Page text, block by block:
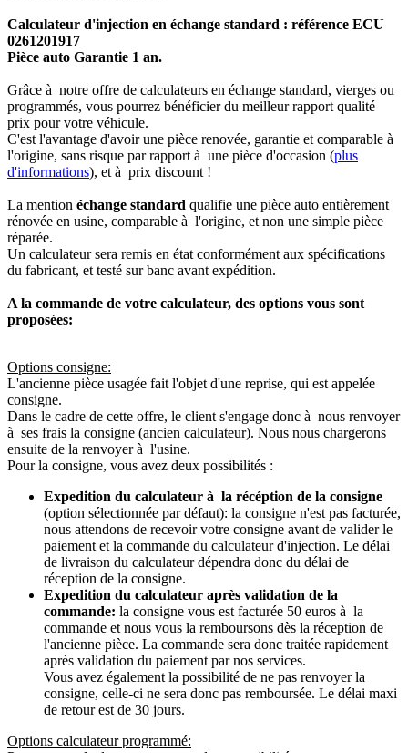
Calculateur d'injection en échange standard : référence ECU
0261201917
Pièce auto Garantie 1 an.
Grâce à notre offre de calculateurs en échange standard, vierges ou
programmés, vous pourrez bénéficier du meilleur rapport qualité
prix pour votre véhicule.
C'est l'avantage d'avoir une pièce renovée, garantie et comparable à
l'origine, sans risque par rapport à une pièce d'occasion (plus
d'informations), et à prix discount !
La mention échange standard qualifie une pièce auto entièrement
rénovée en usine, comparable à l'origine, et non une simple pièce
réparée.
Un calculateur sera remis en état conformément aux spécifications
du fabricant, et testé sur banc avant expédition.
A la commande de votre calculateur, des options vous sont
proposées:
Options consigne:
L'ancienne pièce usagée fait l'objet d'une reprise, qui est appelée
consigne.
Dans le cadre de cette offre, le client s'engage donc à nous renvoyer
à ses frais la consigne (ancien calculateur). Nous nous chargerons
ensuite de la renvoyer à l'usine.
Pour la consigne, vous avez deux possibilités :
Expedition du calculateur à la récéption de la consigne
(option sélectionnée par défaut): la consigne n'est pas facturée,
nous attendons de recevoir votre consigne avant de valider le
paiement et la commande du calculateur d'injection. Le délai
de livraison du calculateur dépendra donc du délai de
réception de la consigne.
Expedition du calculateur après validation de la
commande: la consigne vous est facturée 50 euros à la
commande et nous vous la remboursons dès la réception de
l'ancienne pièce. La commande sera donc traitée rapidement
après validation du paiement par nos services.
Vous avez également la possibilité de ne pas renvoyer la
consigne, celle-ci ne sera donc pas remboursée. Le délai maxi
de retour est de 30 jours.
Options calculateur programmé: